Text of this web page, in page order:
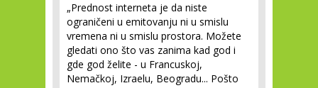
„Prednost interneta je da niste
ograničeni u emitovanju ni u smislu
vremena ni u smislu prostora. Možete
gledati ono što vas zanima kad god i
gde god želite - u Francuskoj,
Nemačkoj, Izraelu, Beogradu... Pošto